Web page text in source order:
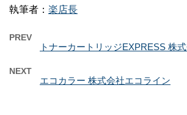
執筆者： 楽店長
PREV
トナーカートリッジEXPRESS 株
NEXT
エコカラー 株式会社エコライン